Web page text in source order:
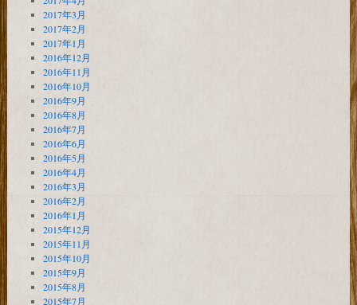
2017年3月
2017年2月
2017年1月
2016年12月
2016年11月
2016年10月
2016年9月
2016年8月
2016年7月
2016年6月
2016年5月
2016年4月
2016年3月
2016年2月
2016年1月
2015年12月
2015年11月
2015年10月
2015年9月
2015年8月
2015年7月